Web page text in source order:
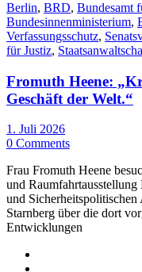
Berlin, BRD, Bundesamt
Bundesinnenministerium,
Verfassungsschutz,
für Justiz,
Fromuth Heene:
Geschäft der Welt.“
1. Juli 2026
0 Comments
Frau Fromuth Heene
und
und
Starnberg über die dort
Entwicklungen